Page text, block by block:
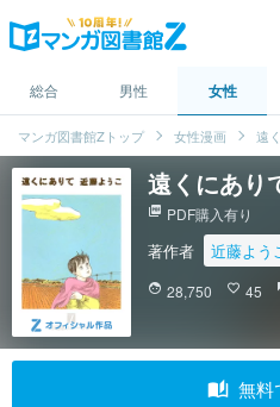
総合 男性 女性
マンガ図書館Zトップ 女性漫画 遠
遠くにあ
picture_as_pdf PDF購入有り
著作者 近藤よう
face 28,750 favorite_border 45
auto_stories 無料